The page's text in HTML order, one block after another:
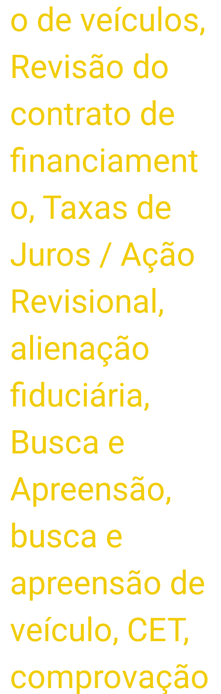
o de veículos,
Revisão do
contrato de
financiament
o, Taxas de
Juros / Ação
Revisional ,
alienação
fiduciária,
Busca e
Apreensão,
busca e
apreensão de
veículo, CET,
comprovação